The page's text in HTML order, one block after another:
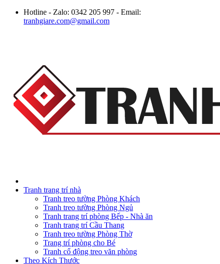
Hotline - Zalo: 0342 205 997 - Email:
tranhgiare.com@gmail.com
Tranh trang trí nhà
Tranh treo tường Phòng Khách
Tranh treo tường Phòng Ngủ
Tranh trang trí phòng Bếp - Nhà ăn
Tranh trang trí Cầu Thang
Tranh treo tường Phòng Thờ
Trang trí phòng cho Bé
Tranh cổ động treo văn phòng
Theo Kích Thước